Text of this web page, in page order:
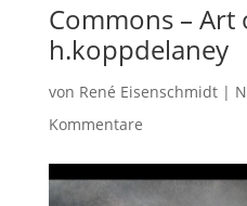
Commons – Art
h.koppdelaney
von René Eisenschmidt|
Kommentare